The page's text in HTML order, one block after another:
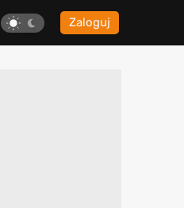
Zaloguj